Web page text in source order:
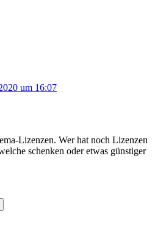
um 16:07
Lizenzen. Wer hat noch Lizenzen
schenken oder etwas günstiger